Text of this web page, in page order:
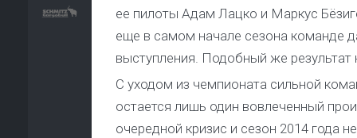
ее пилоты Адам Лацко и Маркус
еще в самом начале сезона команде
выступления. Подобный же результат
С уходом из чемпионата сильной
остается лишь один вовлеченный
очередной кризис и сезон 2014 года